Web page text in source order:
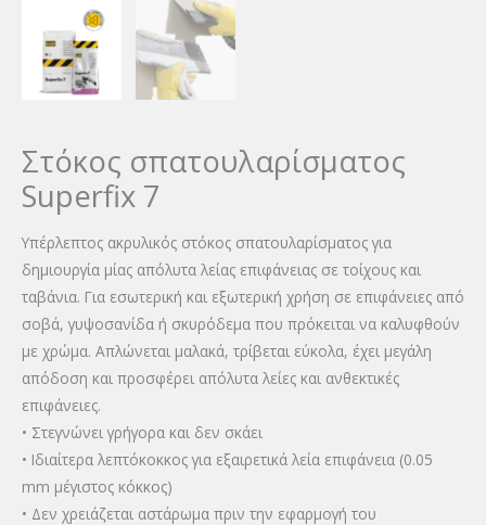
Στόκος σπατουλαρίσματος
Superfix 7
Υπέρλεπτος ακρυλικός στόκος σπατουλαρίσματος για
δημιουργία μίας απόλυτα λείας επιφάνειας σε τοίχους και
ταβάνια. Για εσωτερική και εξωτερική χρήση σε επιφάνειες από
σοβά, γυψοσανίδα ή σκυρόδεμα που πρόκειται να καλυφθούν
με χρώμα. Απλώνεται μαλακά, τρίβεται εύκολα, έχει μεγάλη
απόδοση και προσφέρει απόλυτα λείες και ανθεκτικές
επιφάνειες.
• Στεγνώνει γρήγορα και δεν σκάει
• Ιδιαίτερα λεπτόκοκκος για εξαιρετικά λεία επιφάνεια (0.05
mm μέγιστος κόκκος)
• Δεν χρειάζεται αστάρωμα πριν την εφαρμογή του